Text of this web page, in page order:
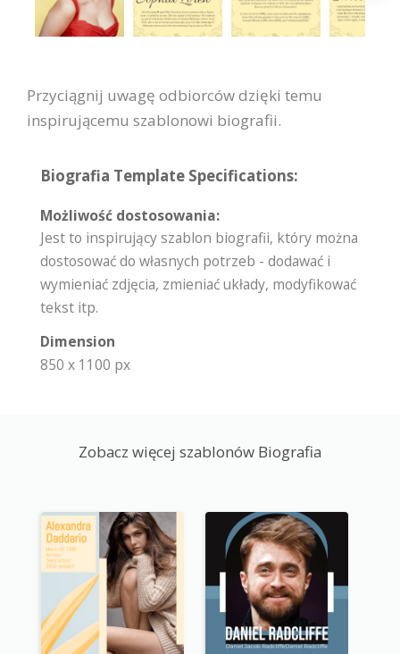
Przyciągnij uwagę odbiorców dzięki temu
inspirującemu szablonowi biografii.
Biografia Template Specifications:
Możliwość dostosowania:
Jest to inspirujący szablon biografii, który można
dostosować do własnych potrzeb - dodawać i
wymieniać zdjęcia, zmieniać układy, modyfikować
tekst itp.
Dimension
850 x 1100 px
Zobacz więcej szablonów Biografia